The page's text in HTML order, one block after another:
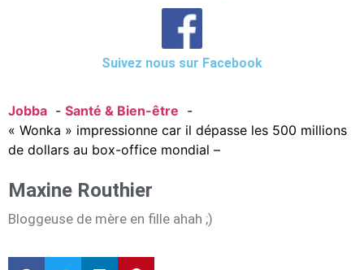
Suivez nous sur Facebook
Jobba
Santé & Bien-être
« Wonka » impressionne car il dépasse les 500 millions
de dollars au box-office mondial –
Maxine Routhier
Bloggeuse de mère en fille ahah ;)